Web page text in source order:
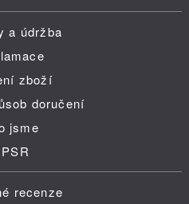
a údržba
zboží
doručení
jsme
recenze